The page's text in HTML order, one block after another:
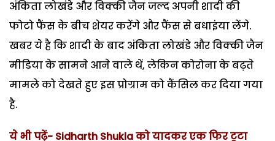
अंकिता लोखंडे और विक्की जैन जल्द अपनी शादी की
फोटो फैंस के बीच शेयर करेंगे और फैंस से बधाइंया लेंगे.
खबर ये है कि शादी के बाद अंकिता लोखंडे और विक्की जैन
मीडिया के सामने आने वाले थें, लेकिन कोरोना के बढ़ते
मामले को देखते हुए इस प्रोग्राम को कैंसिल कर दिया गया
है.
ये भी पढ़ें- Sidharth Shukla को यादकर एक फिर टूटा